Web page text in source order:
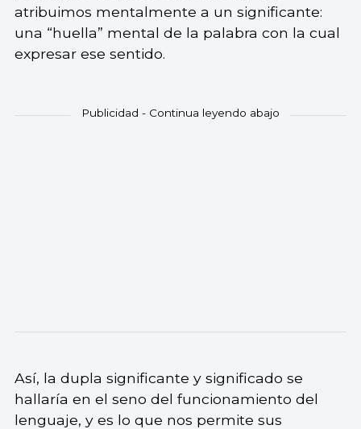
atribuimos mentalmente a un significante:
una “huella” mental de la palabra con la cual
expresar ese sentido.
Así, la dupla significante y significado se
hallaría en el seno del funcionamiento del
lenguaje, y es lo que nos permite sus